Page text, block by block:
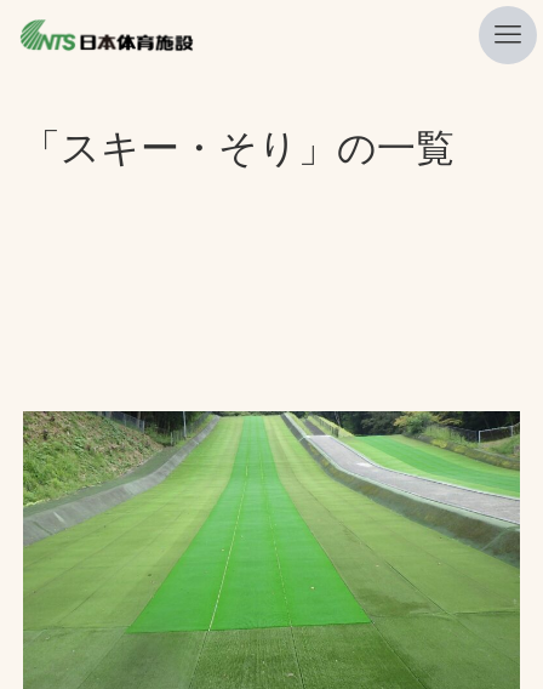
ニュース
会社概要
採用情報
検索
お問合せ
お取引先の皆様へ
「スキー・そり」の一覧